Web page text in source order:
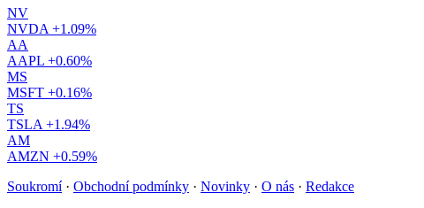
NV
NVDA +1.09%
AA
AAPL +0.60%
MS
MSFT +0.16%
TS
TSLA +1.94%
AM
AMZN +0.59%
Soukromí · Obchodní podmínky · Novinky · O nás · Redakce